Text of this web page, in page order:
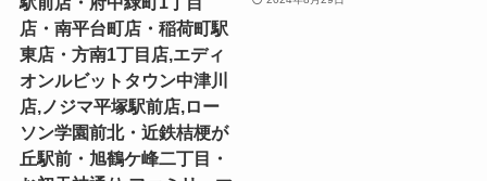
店・南平台町店・稲荷町駅
東店・方南1丁目店,エディ
オンルビットタウン中津川
店,ノジマ平塚駅前店,ロー
ソン学園前北・近鉄桔梗が
丘駅前・旭鶴ケ峰二丁目・